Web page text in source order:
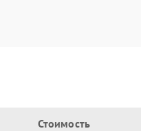
Стоимость